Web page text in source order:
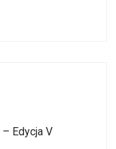
Edycja V